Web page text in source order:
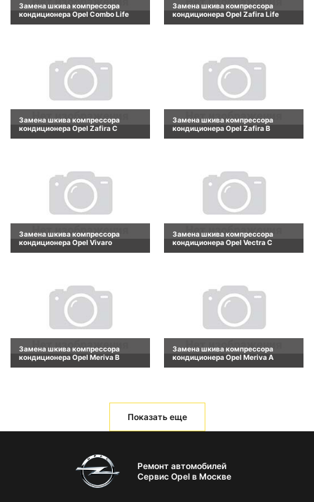
Замена шкива компрессора
кондиционера Opel Combo Life
Замена шкива компрессора
кондиционера Opel Zafira Life
Замена шкива компрессора
кондиционера Opel Zafira C
Замена шкива компрессора
кондиционера Opel Zafira B
Замена шкива компрессора
кондиционера Opel Vivaro
Замена шкива компрессора
кондиционера Opel Vectra C
Замена шкива компрессора
кондиционера Opel Meriva B
Замена шкива компрессора
кондиционера Opel Meriva A
Показать еще
Ремонт автомобилей
Сервис Opel в Москве